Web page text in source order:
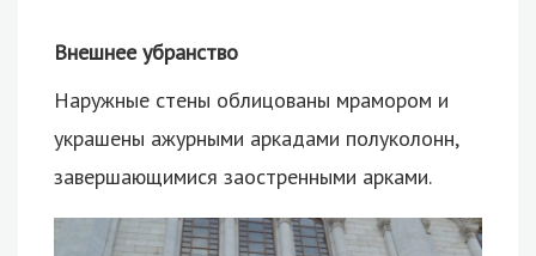
Внешнее убранство
Наружные стены облицованы мрамором и
украшены ажурными аркадами полуколонн,
завершающимися заостренными арками.